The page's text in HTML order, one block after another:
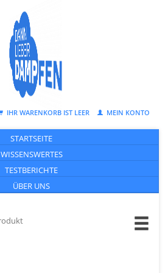
IHR WARENKORB IST LEER MEIN KONTO
STARTSEITE
WISSENSWERTES
TESTBERICHTE
ÜBER UNS